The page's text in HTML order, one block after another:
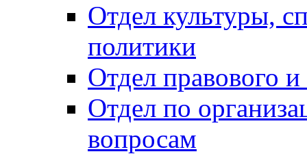
Отдел культуры,
политики
Отдел правового
Отдел по
вопросам